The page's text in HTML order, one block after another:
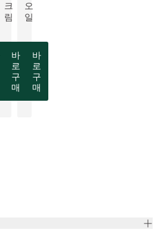
크
림
바
로
구
매
오
일
바
로
구
매